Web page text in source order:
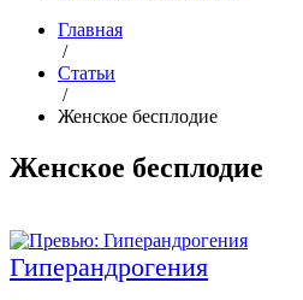
Главная
/
Статьи
/
Женское бесплодие
Женское бесплодие
Гиперандрогения